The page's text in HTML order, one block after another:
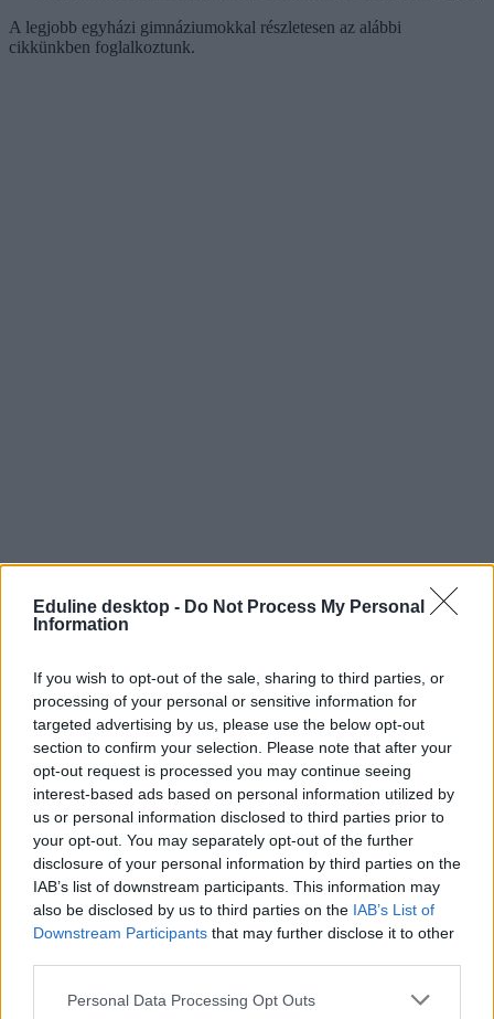
Eduline desktop - Do Not Process My Personal
Information
If you wish to opt-out of the sale, sharing to third parties, or
processing of your personal or sensitive information for
targeted advertising by us, please use the below opt-out
section to confirm your selection. Please note that after your
opt-out request is processed you may continue seeing
interest-based ads based on personal information utilized by
us or personal information disclosed to third parties prior to
your opt-out. You may separately opt-out of the further
disclosure of your personal information by third parties on the
IAB’s list of downstream participants. This information may
also be disclosed by us to third parties on the IAB’s List of
Downstream Participants that may further disclose it to other
Personal Data Processing Opt Outs
A legjobb egyházi gimnáziumokkal részletesen az alábbi
cikkünkben foglalkoztunk.